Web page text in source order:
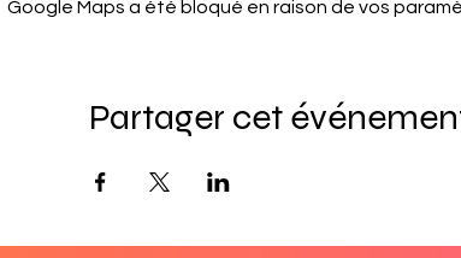
Google Maps a été bloqué en raison de vos
Partager cet